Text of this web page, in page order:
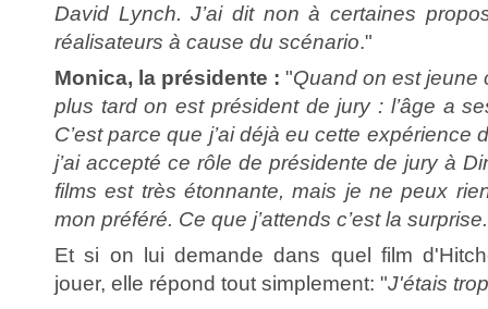
David Lynch. J’ai dit non à certaines
réalisateurs à cause du scénario."
Monica, la présidente : "Quand on est jeune
plus tard on est président de jury : l’âge a
C’est parce que j’ai déjà eu cette expérience
j’ai accepté ce rôle de présidente de jury à
films est très étonnante, mais je ne peux
mon préféré. Ce que j’attends c’est la surprise.
Et si on lui demande dans quel film
jouer, elle répond tout simplement: "J'étais